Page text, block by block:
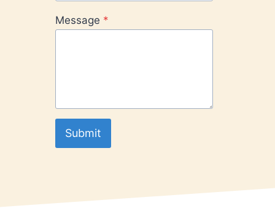
Message *
Submit